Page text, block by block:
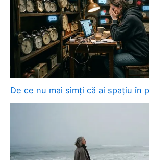
De ce nu mai simți că ai spațiu în